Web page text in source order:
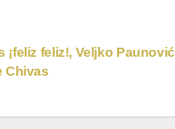
¡feliz feliz!, Veljko
Chivas